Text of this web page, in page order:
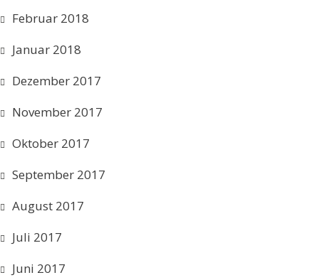
Februar 2018
Januar 2018
Dezember 2017
November 2017
Oktober 2017
September 2017
August 2017
Juli 2017
Juni 2017